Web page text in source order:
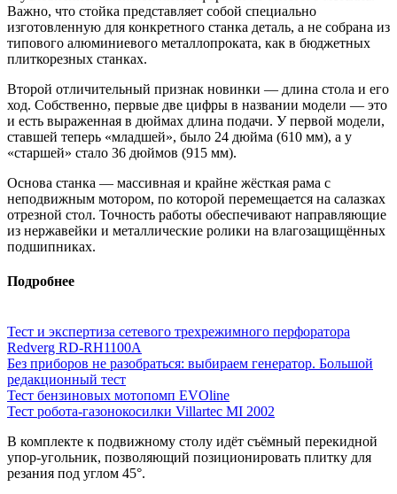
Важно, что стойка представляет собой специально
изготовленную для конкретного станка деталь, а не собрана из
типового алюминиевого металлопроката, как в бюджетных
плиткорезных станках.
Второй отличительный признак новинки — длина стола и его
ход. Собственно, первые две цифры в названии модели — это
и есть выраженная в дюймах длина подачи. У первой модели,
ставшей теперь «младшей», было 24 дюйма (610 мм), а у
«старшей» стало 36 дюймов (915 мм).
Основа станка — массивная и крайне жёсткая рама с
неподвижным мотором, по которой перемещается на салазках
отрезной стол. Точность работы обеспечивают направляющие
из нержавейки и металлические ролики на влагозащищённых
подшипниках.
Подробнее
Тест и экспертиза сетевого трехрежимного перфоратора
Redverg RD-RH1100A
Без приборов не разобраться: выбираем генератор. Большой
редакционный тест
Тест бензиновых мотопомп EVOline
Тест робота-газонокосилки Villartec MI 2002
В комплекте к подвижному столу идёт съёмный перекидной
упор-угольник, позволяющий позиционировать плитку для
резания под углом 45°.